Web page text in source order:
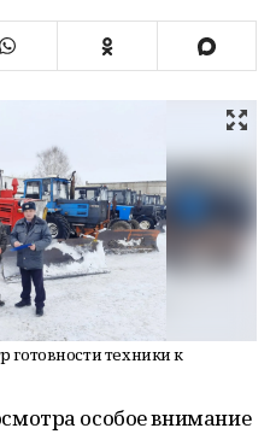
готовности техники к
особое внимание